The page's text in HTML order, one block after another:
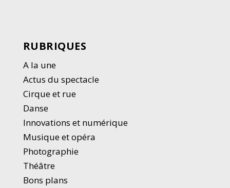
RUBRIQUES
A la une
Actus du spectacle
Cirque et rue
Danse
Innovations et numérique
Musique et opéra
Photographie
Théâtre
Bons plans